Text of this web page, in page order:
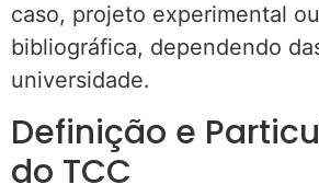
caso, projeto experimental
bibliográfica, dependendo
universidade.
Definição e
do TCC